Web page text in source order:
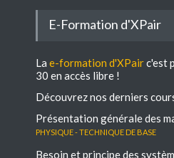
E-Formation d'XPair
La e-formation d'XPairc'est
30 en accès libre !
Découvrez nos derniers
Présentation générale des
Physique - Technique de base
Besoin et principe des